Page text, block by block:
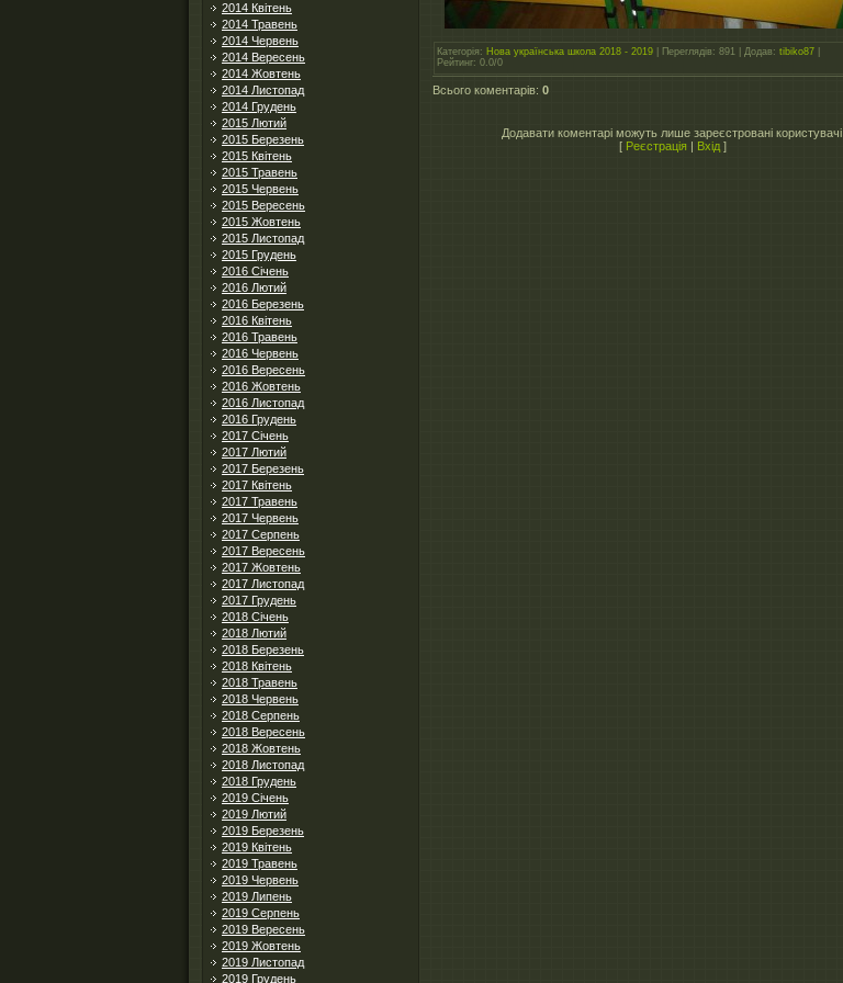
2014 Квітень
2014 Травень
2014 Червень
2014 Вересень
2014 Жовтень
2014 Листопад
2014 Грудень
2015 Лютий
2015 Березень
2015 Квітень
2015 Травень
2015 Червень
2015 Вересень
2015 Жовтень
2015 Листопад
2015 Грудень
2016 Січень
2016 Лютий
2016 Березень
2016 Квітень
2016 Травень
2016 Червень
2016 Вересень
2016 Жовтень
2016 Листопад
2016 Грудень
2017 Січень
2017 Лютий
2017 Березень
2017 Квітень
2017 Травень
2017 Червень
2017 Серпень
2017 Вересень
2017 Жовтень
2017 Листопад
2017 Грудень
2018 Січень
2018 Лютий
2018 Березень
2018 Квітень
2018 Травень
2018 Червень
2018 Серпень
2018 Вересень
2018 Жовтень
2018 Листопад
2018 Грудень
2019 Січень
2019 Лютий
2019 Березень
2019 Квітень
2019 Травень
2019 Червень
2019 Липень
2019 Серпень
2019 Вересень
2019 Жовтень
2019 Листопад
2019 Грудень
Категорія : Нова українська школа 2018 - 2019 Переглядів: 891 | Додав: tibiko87
Рейтинг: 0.0/0
Всього коментарів: 0
Додавати коментарі можуть лише зареєстровані користувачі.
[ Реєстрація | Вхід ]